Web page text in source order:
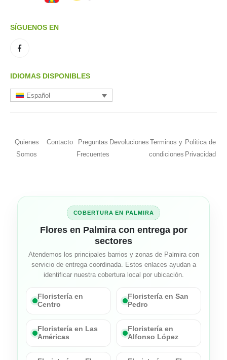
SÍGUENOS EN
IDIOMAS DISPONIBLES
Español
Quienes
Somos
Contacto
Preguntas
Frecuentes
Devoluciones Terminos y
condiciones
Politica de
Privacidad
COBERTURA EN PALMIRA
Flores en Palmira con entrega por
sectores
Atendemos los principales barrios y zonas de Palmira con
servicio de entrega coordinada. Estos enlaces ayudan a
identificar nuestra cobertura local por ubicación.
Floristería en
Centro
Floristería en San
Pedro
Floristería en Las
Américas
Floristería en
Alfonso López